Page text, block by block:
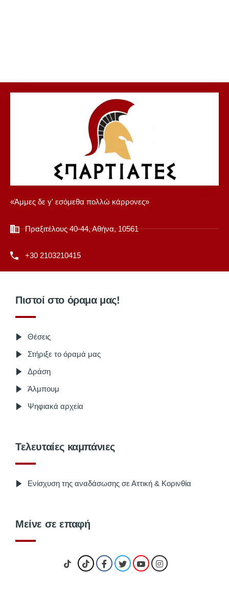
«Άμμες δε γ' εσόμεθα πολλώ κάρρονες»
Πραξιτέλους 40-44, Αθήνα, 10561
+30 2103210415
Πιστοί στο όραμα μας!
Θέσεις
Στήριξε το όραμά μας
Δράση
Άλμπουμ
Ψηφιακά αρχεία
Τελευταίες καμπάνιες
Ενίσχυση της αναδάσωσης σε Αττική & Κορινθία
Μείνε σε επαφή